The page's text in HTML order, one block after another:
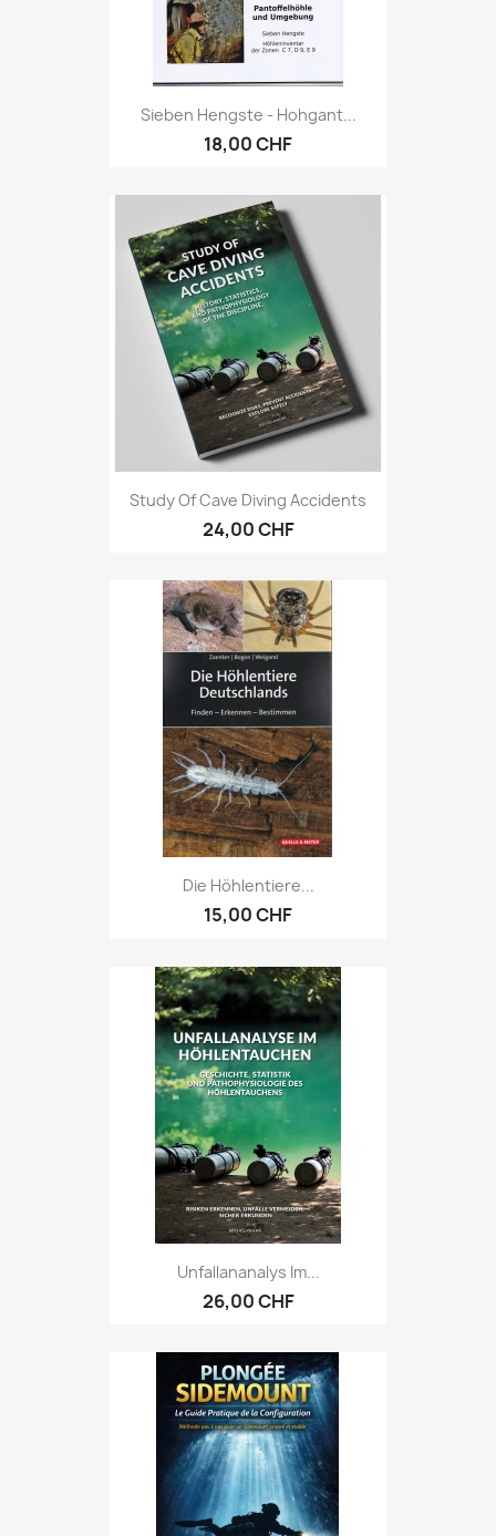
Sieben Hengste - Hohgant...
18,00 CHF
Study Of Cave Diving Accidents
24,00 CHF
Die Höhlentiere...
15,00 CHF
Unfallananalys Im...
26,00 CHF